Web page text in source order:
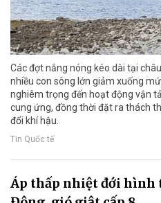
Các đợt nắng nóng kéo dài tại
nhiều con sông lớn giảm xuống
nghiêm trọng đến hoạt động vận
cung ứng, đồng thời đặt ra thách
đổi khí hậu.
Tin Quốc tế
Áp thấp nhiệt đới hình